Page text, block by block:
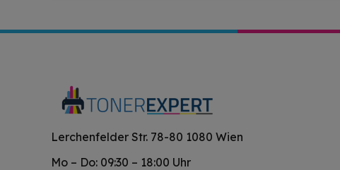
Lerchenfelder Str. 78-80 1080 Wien
Mo – Do: 09:30 – 18:00 Uhr